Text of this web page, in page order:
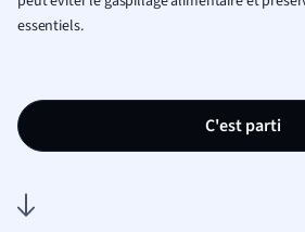
essentiels.
C'est parti